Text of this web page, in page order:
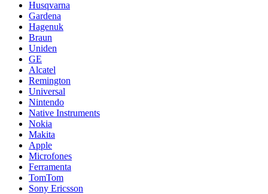
Husqvarna
Gardena
Hagenuk
Braun
Uniden
GE
Alcatel
Remington
Universal
Nintendo
Native Instruments
Nokia
Makita
Apple
Microfones
Ferramenta
TomTom
Sony Ericsson